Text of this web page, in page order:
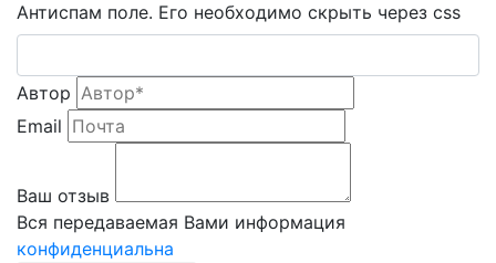
Антиспам поле. Его необходимо скрыть через css
Автор
Email
Ваш отзыв
Вся передаваемая Вами информация
конфиденциальна